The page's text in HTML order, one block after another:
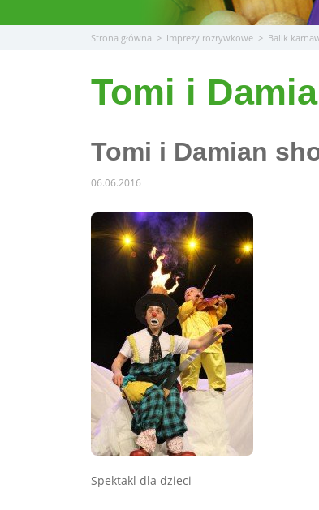
Strona główna > Imprezy rozrywkowe > Balik
Tomi i
Tomi i Damian
06.06.2016
Spektakl dla dzieci